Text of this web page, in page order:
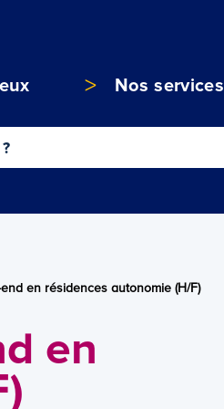
Nos services
en résidences autonomie (H/F)
en